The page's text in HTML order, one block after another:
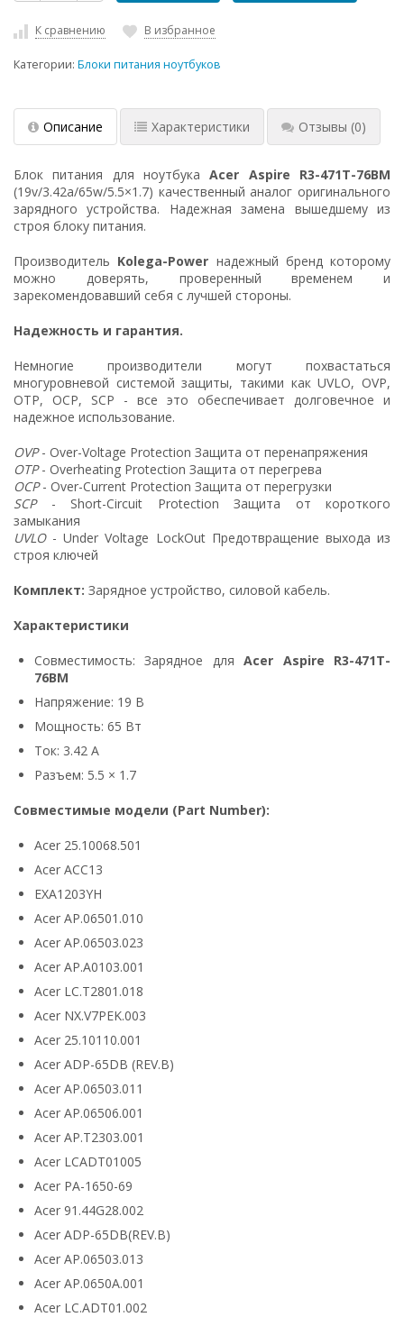
К сравнению В избранное
Категории: Блоки питания ноутбуков
Описание Характеристики Отзывы (0)
Блок питания для ноутбукаAcer Aspire R3-471T-76BM
(19v/3.42a/65w/5.5×1.7) качественный аналог оригинального
зарядного устройства. Надежная замена вышедшему из
строя блоку питания.
Производитель Kolega-Power надежный бренд которому
можно доверять, проверенный временем и
зарекомендовавший себя с лучшей стороны.
Надежность и гарантия.
Немногие производители могут похвастаться
многуровневой системой защиты, такими как UVLO, OVP,
OTP, OCP, SCP - все это обеспечивает долговечное и
надежное использование.
OVP- Over-Voltage Protection Защита от перенапряжения
OTP- Overheating Protection Защита от перегрева
OCP- Over-Current Protection Защита от перегрузки
SCP- Short-Circuit Protection Защита от короткого
замыкания
UVLO- Under Voltage LockOut Предотвращение выхода из
строя ключей
Комплект: Зарядное устройство, силовой кабель.
Характеристики
Совместимость: Зарядное дляAcer Aspire R3-471T-
76BM
Напряжение: 19 В
Мощность: 65 Вт
Ток: 3.42 А
Разъем: 5.5 × 1.7
Совместимые модели (Part Number):
Acer 25.10068.501
Acer ACC13
EXA1203YH
Acer AP.06501.010
Acer AP.06503.023
Acer AP.A0103.001
Acer LC.T2801.018
Acer NX.V7PEK.003
Acer 25.10110.001
Acer ADP-65DB (REV.B)
Acer AP.06503.011
Acer AP.06506.001
Acer AP.T2303.001
Acer LCADT01005
Acer PA-1650-69
Acer 91.44G28.002
Acer ADP-65DB(REV.B)
Acer AP.06503.013
Acer AP.0650A.001
Acer LC.ADT01.002